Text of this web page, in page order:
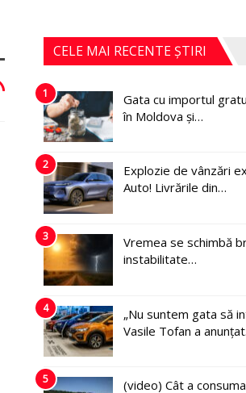
CELE MAI RECENTE ȘTIRI
1
Gata cu importul
în Moldova și…
2
Explozie de vânzări
Auto! Livrările din…
3
Vremea se schimbă
instabilitate…
4
„Nu suntem gata să
Vasile Tofan a
5
(video) Cât a